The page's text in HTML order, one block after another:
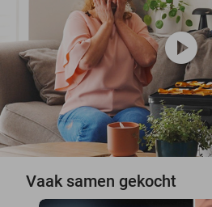
play_circle
Vaak samen gekocht